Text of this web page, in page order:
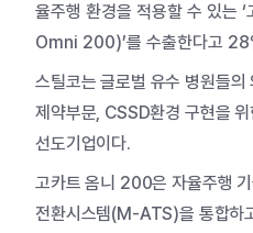
율주행 환경을 적용할 수 있는
Omni 200)’를 수출한다고 28
스틸코는 글로벌 유수 병원들
제약부문, CSSD환경 구현을
선도기업이다.
고카트 옴니 200은 자율주행
전환시스템(M-ATS)을 통합하